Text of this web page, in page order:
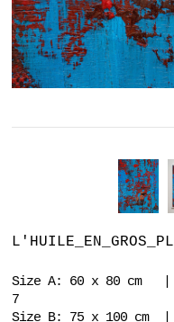
Size A: 60 x 80 cm
7
Size B: 75 x 100